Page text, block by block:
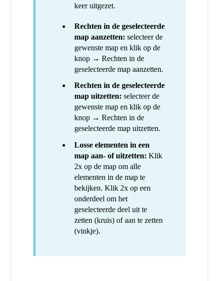
keer uitgezet.
Rechten in de geselecteerde
map aanzetten: selecteer de
gewenste map en klik op de
knop → Rechten in de
geselecteerde map aanzetten.
Rechten in de geselecteerde
map uitzetten: selecteer de
gewenste map en klik op de
knop → Rechten in de
geselecteerde map uitzetten.
Losse elementen in een
map aan- of uitzetten: Klik
2x op de map om alle
elementen in de map te
bekijken. Klik 2x op een
onderdeel om het
geselecteerde deel uit te
zetten (kruis) of aan te zetten
(vinkje).